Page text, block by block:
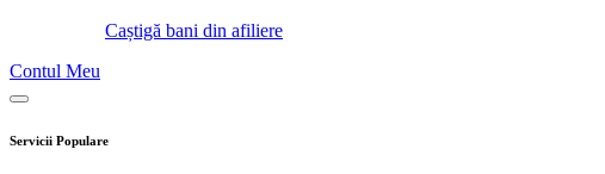
Caștigă bani din afiliere
Contul Meu
Servicii Populare